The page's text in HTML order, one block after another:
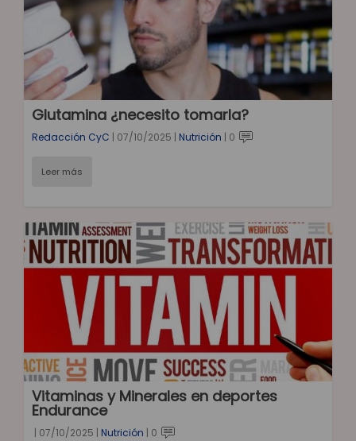
Glutamina ¿necesito tomarla?
Redacción CyC | 07/10/2025 | Nutrición | 0
Leer más
Vitaminas y Minerales en deportes
Endurance
| 07/10/2025 | Nutrición | 0